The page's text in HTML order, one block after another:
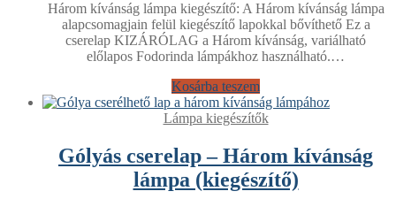
Három kívánság lámpa kiegészítő: A Három kívánság lámpa
alapcsomagjain felül kiegészítő lapokkal bővíthető Ez a
cserelap KIZÁRÓLAG a Három kívánság, variálható
előlapos Fodorinda lámpákhoz használható.…
Kosárba teszem
Lámpa kiegészítők
Gólyás cserelap – Három kívánság
lámpa (kiegészítő)